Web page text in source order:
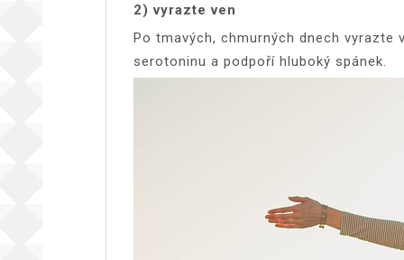
2) vyrazte ven
Po tmavých, chmurných dnech vyrazte
serotoninu a podpoří hluboký spánek.